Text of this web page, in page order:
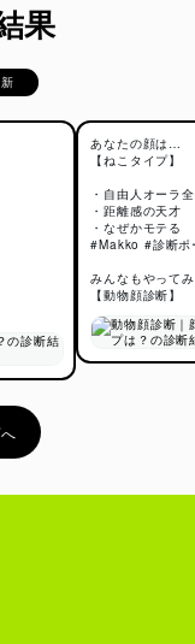
果
あなたの顔は…
【ねこタイプ】
・自由人オーラ
・距離感の天才
・なぜかモテる
#Makko #診断ポ
みんなもやって
【動物顔診断】